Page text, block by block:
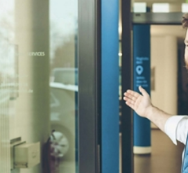
Skip to main content
Skip to footer